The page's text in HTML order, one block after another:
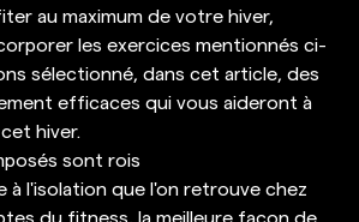
au maximum de votre hiver,
les exercices mentionnés ci-
sélectionné, dans cet article, des
efficaces qui vous aideront à
hiver.
sont rois
à l'isolation que l'on retrouve chez